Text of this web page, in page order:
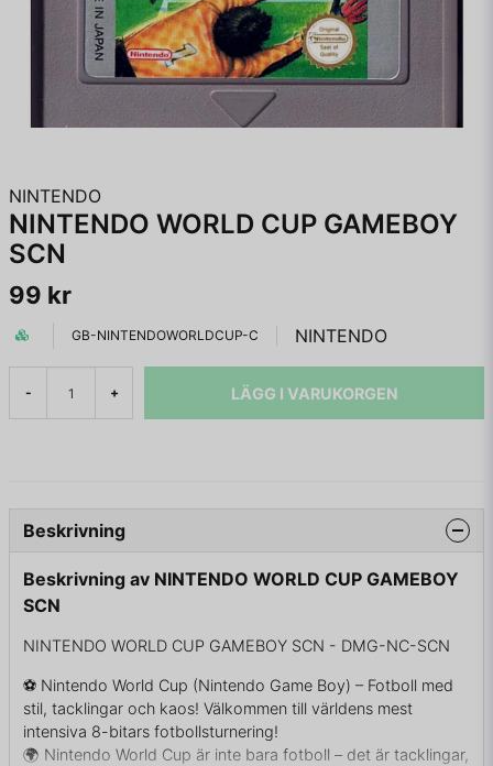
NINTENDO
NINTENDO WORLD CUP GAMEBOY
SCN
99 kr
GB-NINTENDOWORLDCUP-C NINTENDO
- + LÄGG I VARUKORGEN
Beskrivning
Beskrivning av NINTENDO WORLD CUP GAMEBOY
SCN
NINTENDO WORLD CUP GAMEBOY SCN - DMG-NC-SCN
⚽ Nintendo World Cup (Nintendo Game Boy) – Fotboll med
stil, tacklingar och kaos! Välkommen till världens mest
intensiva 8-bitars fotbollsturnering!
🌍 Nintendo World Cup är inte bara fotboll – det är tacklingar,